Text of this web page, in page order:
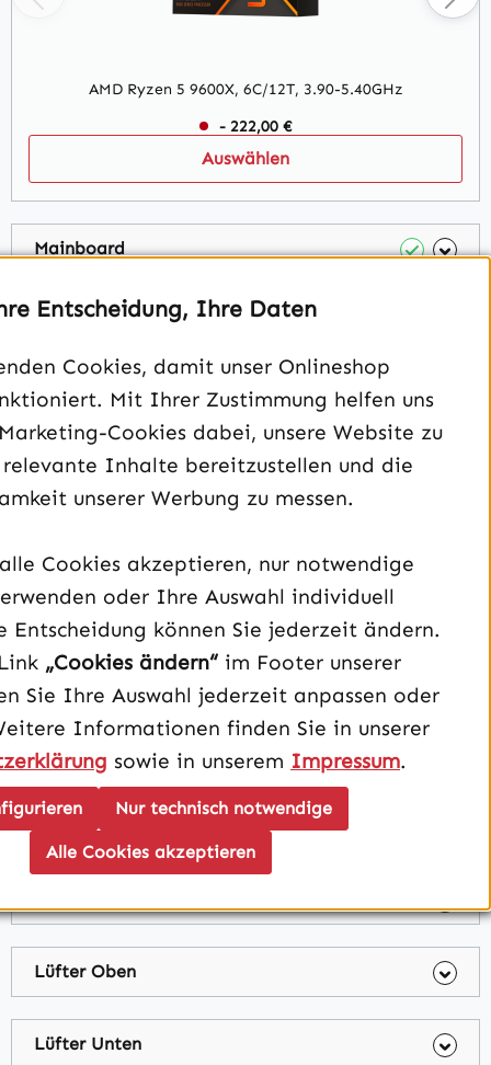
AMD Ryzen 5 9600X, 6C/12T, 3.90-5.40GHz
- 222,00 €
Auswählen
Mainboard
Gehäuse
Grafikkarte
Netzteil
Kühlung
2. SSD
Betriebssystem
Lüfter Oben
Lüfter Unten
Entscheidung, Ihre Daten
Cookies, damit unser Onlineshop
Mit Ihrer Zustimmung helfen uns
Cookies dabei, unsere Website zu
relevante Inhalte bereitzustellen und die
unserer Werbung zu messen.
Cookies akzeptieren, nur notwendige
oder Ihre Auswahl individuell
Entscheidung können Sie jederzeit ändern.
„Cookies ändern“im Footer unserer
Sie Ihre Auswahl jederzeit anpassen oder
Informationen finden Sie in unserer
sowie in unserem Impressum.
Nur technisch notwendige
Alle Cookies akzeptieren